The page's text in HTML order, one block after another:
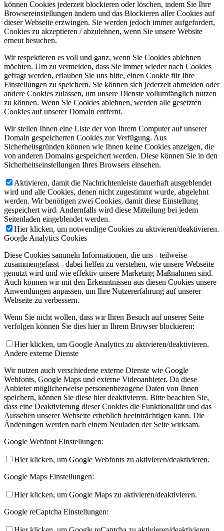
können Cookies jederzeit blockieren oder löschen, indem Sie Ihre
Browsereinstellungen ändern und das Blockieren aller Cookies auf
dieser Webseite erzwingen. Sie werden jedoch immer aufgefordert,
Cookies zu akzeptieren / abzulehnen, wenn Sie unsere Website
erneut besuchen.
Wir respektieren es voll und ganz, wenn Sie Cookies ablehnen
möchten. Um zu vermeiden, dass Sie immer wieder nach Cookies
gefragt werden, erlauben Sie uns bitte, einen Cookie für Ihre
Einstellungen zu speichern. Sie können sich jederzeit abmelden oder
andere Cookies zulassen, um unsere Dienste vollumfänglich nutzen
zu können. Wenn Sie Cookies ablehnen, werden alle gesetzten
Cookies auf unserer Domain entfernt.
Wir stellen Ihnen eine Liste der von Ihrem Computer auf unserer
Domain gespeicherten Cookies zur Verfügung. Aus
Sicherheitsgründen können wie Ihnen keine Cookies anzeigen, die
von anderen Domains gespeichert werden. Diese können Sie in den
Sicherheitseinstellungen Ihres Browsers einsehen.
Aktivieren, damit die Nachrichtenleiste dauerhaft ausgeblendet
wird und alle Cookies, denen nicht zugestimmt wurde, abgelehnt
werden. Wir benötigen zwei Cookies, damit diese Einstellung
gespeichert wird. Andernfalls wird diese Mitteilung bei jedem
Seitenladen eingeblendet werden.
Hier klicken, um notwendige Cookies zu aktivieren/deaktivieren.
Google Analytics Cookies
Diese Cookies sammeln Informationen, die uns - teilweise
zusammengefasst - dabei helfen zu verstehen, wie unsere Webseite
genutzt wird und wie effektiv unsere Marketing-Maßnahmen sind.
Auch können wir mit den Erkenntnissen aus diesen Cookies unsere
Anwendungen anpassen, um Ihre Nutzererfahrung auf unserer
Webseite zu verbessern.
Wenn Sie nicht wollen, dass wir Ihren Besuch auf unserer Seite
verfolgen können Sie dies hier in Ihrem Browser blockieren:
Hier klicken, um Google Analytics zu aktivieren/deaktivieren.
Andere externe Dienste
Wir nutzen auch verschiedene externe Dienste wie Google
Webfonts, Google Maps und externe Videoanbieter. Da diese
Anbieter möglicherweise personenbezogene Daten von Ihnen
speichern, können Sie diese hier deaktivieren. Bitte beachten Sie,
dass eine Deaktivierung dieser Cookies die Funktionalität und das
Aussehen unserer Webseite erheblich beeinträchtigen kann. Die
Änderungen werden nach einem Neuladen der Seite wirksam.
Google Webfont Einstellungen:
Hier klicken, um Google Webfonts zu aktivieren/deaktivieren.
Google Maps Einstellungen:
Hier klicken, um Google Maps zu aktivieren/deaktivieren.
Google reCaptcha Einstellungen: